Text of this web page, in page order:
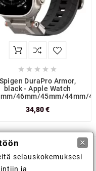
    
Spigen DuraPro Armor,
black - Apple Watch
46mm/45mm/44mm/
34,80 €

×
selauskokemuksesi
ja